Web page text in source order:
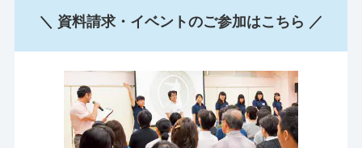
＼ 資料請求・イベントのご参加はこちら ／